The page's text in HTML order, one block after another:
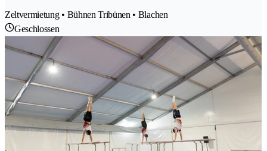
Zeltvermietung • Bühnen Tribünen • Blachen
Geschlossen